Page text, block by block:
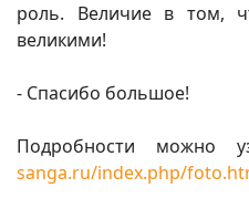
роль. Величие в том,
великими!
- Спасибо большое!
Подробности можно
sanga.ru/index.php/